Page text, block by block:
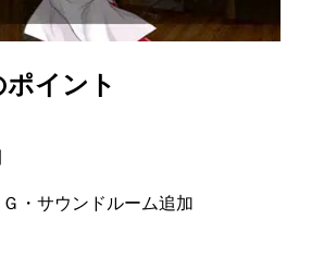
イント
・サウンドルーム追加